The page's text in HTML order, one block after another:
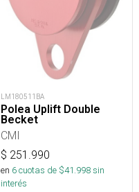
LM180511BA
Polea Uplift Double
Becket
CMI
$ 251.990
en 6cuotas de $41.998sin
interés